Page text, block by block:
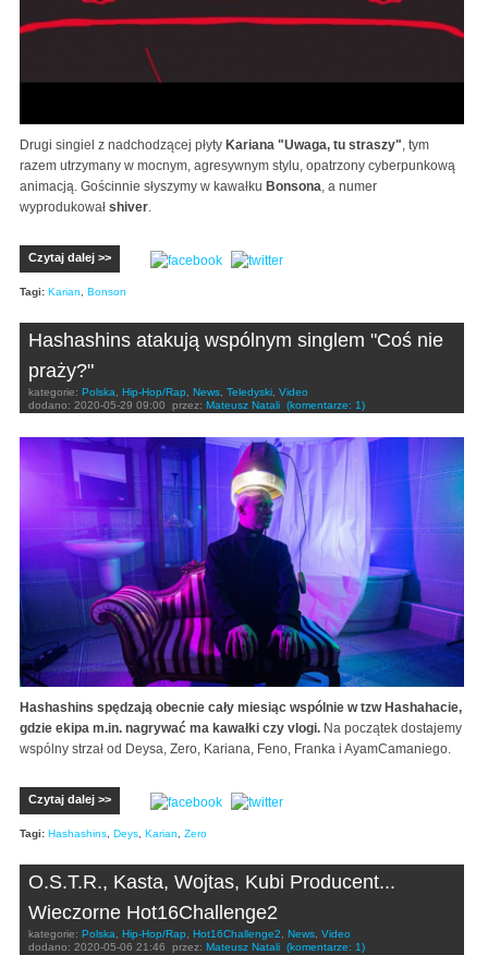
Drugi singiel z nadchodzącej płyty Kariana "Uwaga, tu straszy" , tym
razem utrzymany w mocnym, agresywnym stylu, opatrzony cyberpunkową
animacją. Gościnnie słyszymy w kawałku Bonsona , a numer
wyprodukował shiver
Czytaj dalej >>
Tagi: Karian Bonson
Hashashins atakują wspólnym singlem "Coś nie
praży?"
kategorie: Polska Hip-Hop/Rap News Teledyski Video
dodano: 2020-05-29 09:00 przez: Mateusz Natali (komentarze: 1)
Hashashins spędzają obecnie cały miesiąc wspólnie w tzw Hashahacie,
gdzie ekipa m.in. nagrywać ma kawałki czy vlogi. Na początek dostajemy
wspólny strzał od Deysa, Zero, Kariana, Feno, Franka i AyamCamaniego.
Czytaj dalej >>
Tagi: Hashashins, Deys, Karian, Zero
O.S.T.R., Kasta, Wojtas, Kubi Producent...
Wieczorne Hot16Challenge2
kategorie: Polska, Hip-Hop/Rap, Hot16Challenge2, News, Video
dodano: 2020-05-06 21:46 przez: Mateusz Natali (komentarze: 1)